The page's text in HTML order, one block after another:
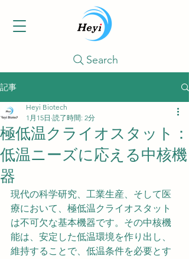
Search
記事
極低温クライオスタット：
低温ニーズに応える中核機
器
Heyi Biotech
1月15日 読了時間: 2分
現代の科学研究、工業生産、そして医
療において、極低温クライオスタット
は不可欠な基本機器です。その中核機
能は、安定した低温環境を作り出し、
維持することで、低温条件を必要とす